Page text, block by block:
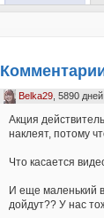
Belka29 , 5890 дней
Акция
наклеят, потому
Что касается
И еще маленький
дойдут?? У нас